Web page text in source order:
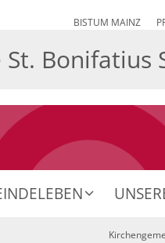
BISTUM MAINZ
Bonifatius